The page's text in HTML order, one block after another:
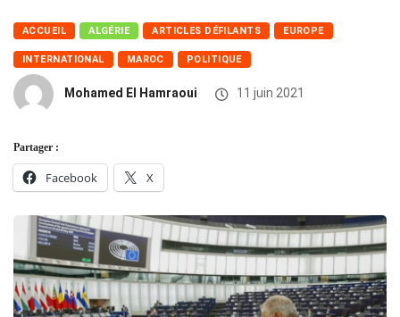
ACCUEIL ALGÉRIE ARTICLES DÉFILANTS EUROPE
INTERNATIONAL MAROC POLITIQUE
Mohamed El Hamraoui 11 juin 2021
Partager :
Facebook X